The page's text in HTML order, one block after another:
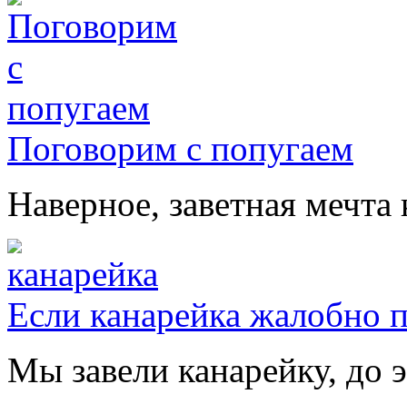
Поговорим с попугаем
Наверное, заветная
Если канарейка жалобно
Мы завели канарейку, до